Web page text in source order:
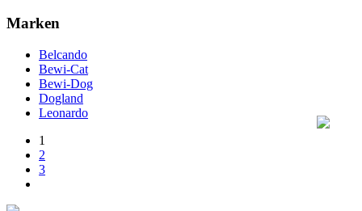
Marken
Belcando
Bewi-Cat
Bewi-Dog
Dogland
Leonardo
1
2
3